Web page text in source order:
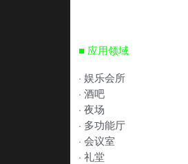
■ 应用领域
· 娱乐会所
· 酒吧
· 夜场
· 多功能厅
· 会议室
· 礼堂